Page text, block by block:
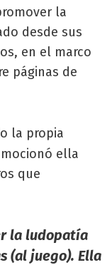
la
desde sus
en el marco
páginas de
la propia
ella
que
la ludopatía
(al juego). Ella